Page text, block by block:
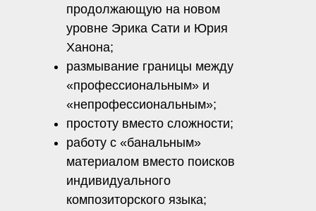
продолжающую на новом
уровне Эрика Сати и Юрия
Ханона;
размывание границы между
«профессиональным» и
«непрофессиональным»;
простоту вместо сложности;
работу с «банальным»
материалом вместо поисков
индивидуального
композиторского языка;